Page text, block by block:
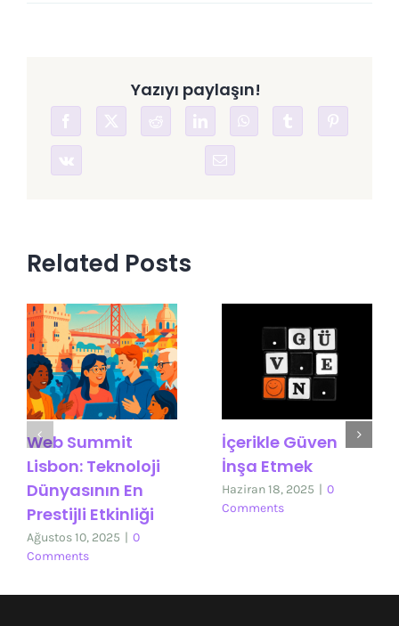
Yazıyı paylaşın!
Related Posts
Web Summit
Lisbon: Teknoloji
Dünyasının En
Prestijli Etkinliği
Ağustos 10, 2025 | 0
Comments
İçerikle Güven
İnşa Etmek
Haziran 18, 2025 | 0
Comments